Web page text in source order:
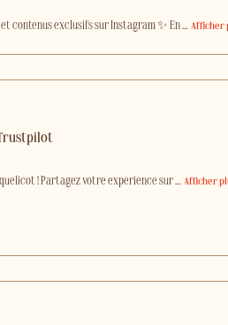
contenus exclusifs sur Instagram ✨ En… Afficher
! Partagez votre expérience sur… Afficher